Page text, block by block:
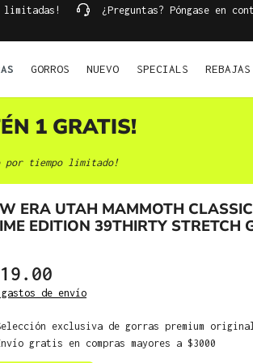
limitadas! ¿Preguntas? Póngase en
GORROS NUEVO SPECIALS REBAJAS
1 GRATIS!
por tiempo limitado!
ERA UTAH MAMMOTH
EDITION 39THIRTY STRETCH
gastos de envío
exclusiva de gorras premium
gratis en compras mayores a $3000